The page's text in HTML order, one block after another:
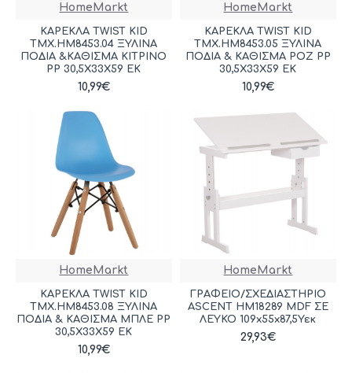
HomeMarkt
ΚΑΡΕΚΛΑ TWIST KID
ΤΜΧ.HM8453.04 ΞΥΛΙΝΑ
ΠΟΔΙΑ &ΚΑΘΙΣΜΑ ΚΙΤΡΙΝΟ
PP 30,5Χ33Χ59 ΕΚ
10,99€
HomeMarkt
ΚΑΡΕΚΛΑ TWIST KID
ΤΜΧ.HM8453.05 ΞΥΛΙΝΑ
ΠΟΔΙΑ & ΚΑΘΙΣΜΑ ΡΟΖ PP
30,5Χ33Χ59 ΕΚ
10,99€
HomeMarkt
ΚΑΡΕΚΛΑ TWIST KID
ΤΜΧ.HM8453.08 ΞΥΛΙΝΑ
ΠΟΔΙΑ & ΚΑΘΙΣΜΑ ΜΠΛΕ PP
30,5Χ33Χ59 ΕΚ
10,99€
HomeMarkt
ΓΡΑΦΕΙΟ/ΣΧΕΔΙΑΣΤΗΡΙΟ
ASCENT HM18289 MDF ΣΕ
ΛΕΥΚΟ 109x55x87,5Υεκ
29,93€